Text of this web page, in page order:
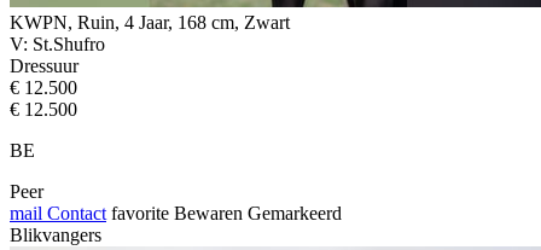
KWPN, Ruin, 4 Jaar, 168 cm, Zwart
V: St.Shufro
Dressuur
€ 12.500
€ 12.500
BE
Peer
mail Contact favorite Bewaren Gemarkeerd
Blikvangers